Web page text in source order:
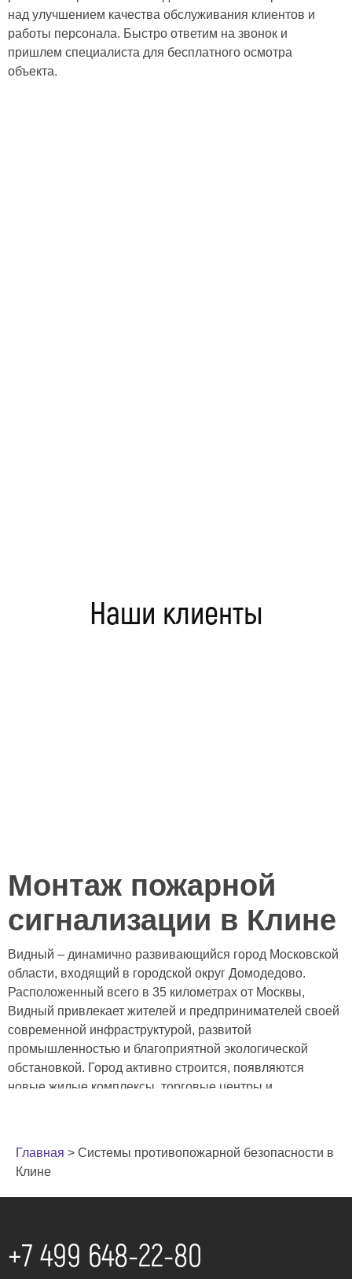
над улучшением качества обслуживания клиентов и
работы персонала. Быстро ответим на звонок и
пришлем специалиста для бесплатного осмотра
объекта.
Наши клиенты
Монтаж пожарной
сигнализации в Клине
Видный – динамично развивающийся город Московской
области, входящий в городской округ Домодедово.
Расположенный всего в 35 километрах от Москвы,
Видный привлекает жителей и предпринимателей своей
современной инфраструктурой, развитой
промышленностью и благоприятной экологической
обстановкой. Город активно строится, появляются
новые жилые комплексы, торговые центры и
и, соответственно, потенциальных источников
пожарной сигнализации и автоматического
объектов, и соблюдение требований пожарной
Главная > Системы противопожарной безопасности в
Клине
+7 499 648-22-80